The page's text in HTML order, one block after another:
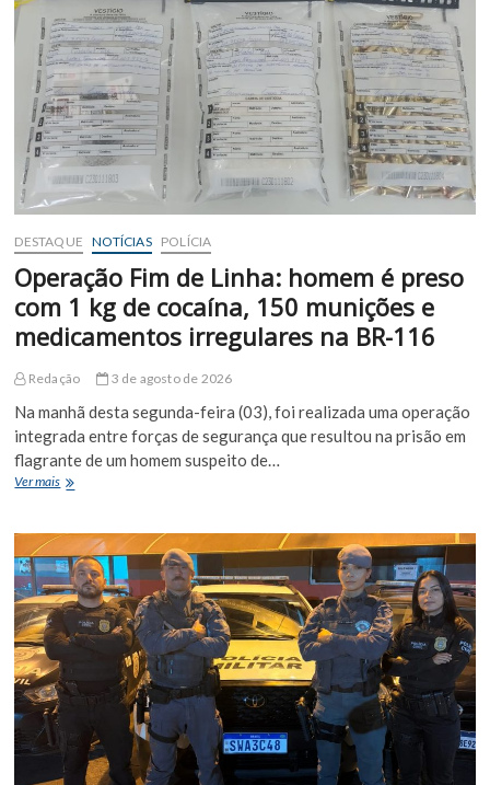
infração
junto
com
multa
de
trânsito
DESTAQUE NOTÍCIAS POLÍCIA
Operação Fim de Linha: homem é preso
com 1 kg de cocaína, 150 munições e
medicamentos irregulares na BR-116
Redação 3 de agosto de 2026
Na manhã desta segunda-feira (03), foi realizada uma operação
integrada entre forças de segurança que resultou na prisão em
flagrante de um homem suspeito de…
Ver maisOperação
Linha:
homem
é
preso
com
1
de
cocaína,
150
munições
e
medicamentos